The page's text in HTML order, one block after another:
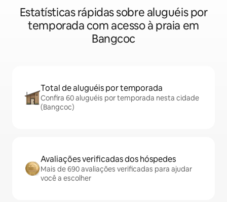
Estatísticas rápidas sobre aluguéis por
temporada com acesso à praia em
Bangcoc
Total de aluguéis por temporada
Confira 60 aluguéis por temporada nesta cidade
(Bangcoc)
Avaliações verificadas dos hóspedes
Mais de 690 avaliações verificadas para ajudar
você a escolher